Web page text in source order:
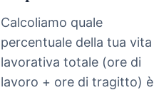
Calcoliamo quale
percentuale della tua vita
lavorativa totale (ore di
lavoro + ore di tragitto) è